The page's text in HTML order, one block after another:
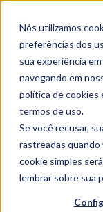
Nós utilizamos
preferências dos
sua experiência
navegando em
política de cookies
termos de uso.
Se você recusar,
rastreadas quando
cookie simples
lembrar sobre sua
participa de